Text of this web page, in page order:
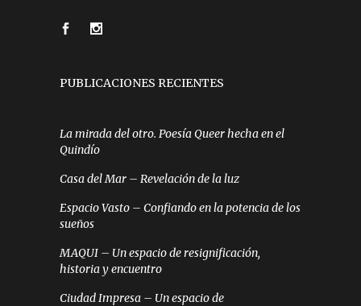
PUBLICACIONES RECIENTES
La mirada del otro. Poesía Queer hecha en el
Quindío
Casa del Mar – Revelación de la luz
Espacio Vasto – Confiando en la potencia de los
sueños
MAQUI – Un espacio de resignificación,
historia y encuentro
Ciudad Impresa – Un espacio de